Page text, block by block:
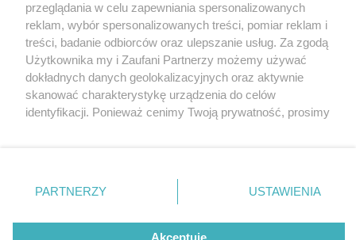
6 / 8
Byt gadzety bytom 051
Nie zapomnij
zapoznać się z:
polityką prywatności regulamin korzystania z portali
Twojemiasto
Piekary Śląskie
Chorzów
Tarnowskie Góry
Gliwice
Skontakuj sięz nami
Kontakt
Wydawca
Pogoda
przeglądania w celu zapewniania spersonalizowanych
reklam, wybór spersonalizowanych treści, pomiar reklam i
treści, badanie odbiorców oraz ulepszanie usług. Za zgodą
Użytkownika my i Zaufani Partnerzy możemy używać
dokładnych danych geolokalizacyjnych oraz aktywnie
skanować charakterystykę urządzenia do celów
identyfikacji. Ponieważ cenimy Twoją prywatność, prosimy
prywatności znajdujący się w lewym dolnym rogu strony
. Niektóre rodzaje przetwarzania danych nie wymagają
zgody użytkownika, ale masz prawo sprzeciwić się
takiemu przetwarzaniu. Preferencje będą miały
PARTNERZY USTAWIENIA
Akceptuję